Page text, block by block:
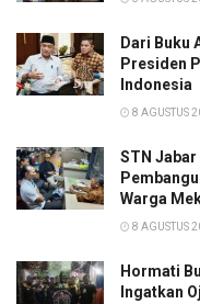
Dari Buku
Presiden
Indonesia
8 AGUSTUS
STN
Warga
8 AGUSTUS
Hormati
Ingatkan